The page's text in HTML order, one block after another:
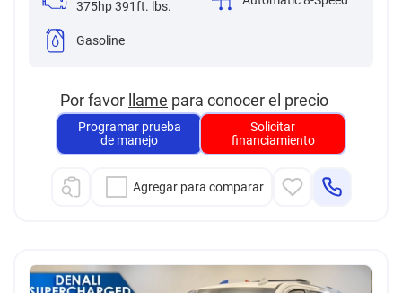
375hp 391ft. lbs.
Gasoline
Por favor llame para conocer el precio
Programar prueba
de manejo
Solicitar
financiamiento
Agregar para comparar